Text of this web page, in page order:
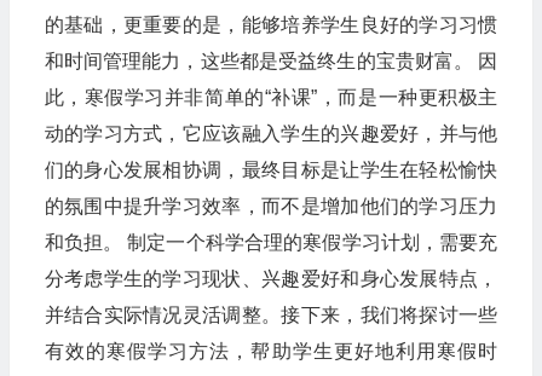
的基础，更重要的是，能够培养学生良好的学习习惯
和时间管理能力，这些都是受益终生的宝贵财富。 因
此，寒假学习并非简单的“补课”，而是一种更积极主
动的学习方式，它应该融入学生的兴趣爱好，并与他
们的身心发展相协调，最终目标是让学生在轻松愉快
的氛围中提升学习效率，而不是增加他们的学习压力
和负担。 制定一个科学合理的寒假学习计划，需要充
分考虑学生的学习现状、兴趣爱好和身心发展特点，
并结合实际情况灵活调整。接下来，我们将探讨一些
有效的寒假学习方法，帮助学生更好地利用寒假时